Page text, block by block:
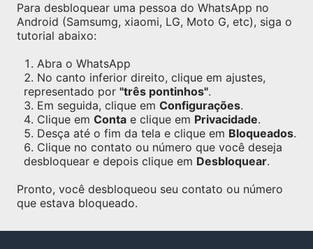
Para desbloquear uma pessoa do WhatsApp no
Android (Samsumg, xiaomi, LG, Moto G, etc), siga o
tutorial abaixo:
Abra o WhatsApp
No canto inferior direito, clique em ajustes,
representado por "três pontinhos".
Em seguida, clique em Configurações.
Clique em Conta e clique em Privacidade.
Desça até o fim da tela e clique em Bloqueados.
Clique no contato ou número que você deseja
desbloquear e depois clique em Desbloquear.
Pronto, você desbloqueou seu contato ou número
que estava bloqueado.